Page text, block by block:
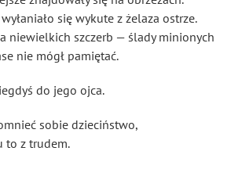
się wykute z żelaza ostrze.
niewielkich szczerb — ślady minionych
nie mógł pamiętać.
do jego ojca.
sobie dzieciństwo,
to z trudem.